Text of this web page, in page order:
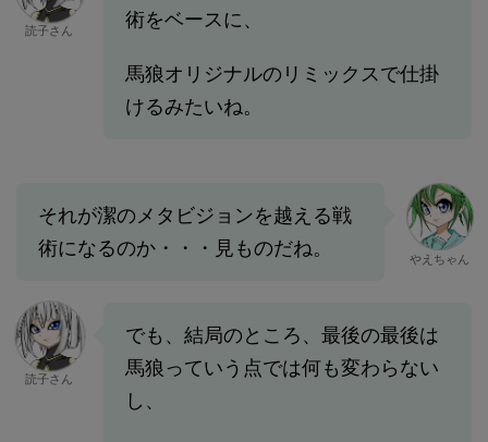
読子さん
術をベースに、
馬狼オリジナルのリミックスで仕掛
けるみたいね。
それが潔のメタビジョンを越える戦
術になるのか・・・見ものだね。
やえちゃん
読子さん
でも、結局のところ、最後の最後は
馬狼っていう点では何も変わらない
し、